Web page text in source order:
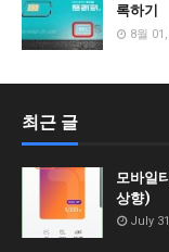
록하기
8월
최근 글
모바일
상향)
July